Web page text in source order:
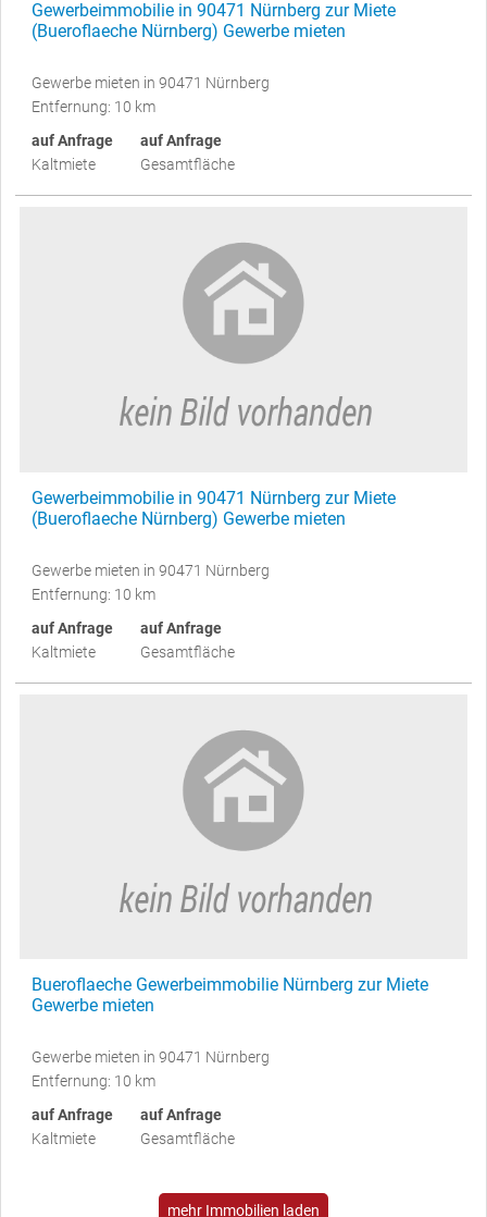
Gewerbeimmobilie in 90471 Nürnberg zur Miete
(Bueroflaeche Nürnberg) Gewerbe mieten
Gewerbe mieten in 90471 Nürnberg
Entfernung: 10 km
auf Anfrage
Kaltmiete
auf Anfrage
Gesamtfläche
Gewerbeimmobilie in 90471 Nürnberg zur Miete
(Bueroflaeche Nürnberg) Gewerbe mieten
Gewerbe mieten in 90471 Nürnberg
Entfernung: 10 km
auf Anfrage
Kaltmiete
auf Anfrage
Gesamtfläche
Bueroflaeche Gewerbeimmobilie Nürnberg zur Miete
Gewerbe mieten
Gewerbe mieten in 90471 Nürnberg
Entfernung: 10 km
auf Anfrage
Kaltmiete
auf Anfrage
Gesamtfläche
mehr Immobilien laden